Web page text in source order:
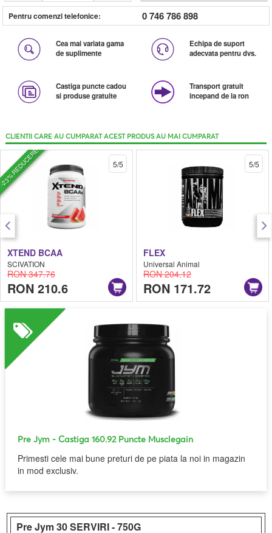
Pentru comenzi telefonice: 0 746 786 898
Cea mai variata gama
de suplimente
Echipa de suport
adecvata pentru dvs.
Castiga puncte cadou
si produse gratuite
Transport gratuit
incepand de la ron
CLIENTII CARE AU CUMPARAT ACEST PRODUS AU MAI CUMPARAT
REDUCERE
XTEND BCAA
SCIVATION
RON 347.76
RON 210.6
5/5
FLEX
Universal Animal
RON 204.12
RON 171.72
5/5
Pre Jym- Castiga 160.92 Puncte Musclegain
Primesti cele mai bune preturi de pe piata la noi in magazin
in mod exclusiv.
Pre Jym30 SERVIRI - 750G